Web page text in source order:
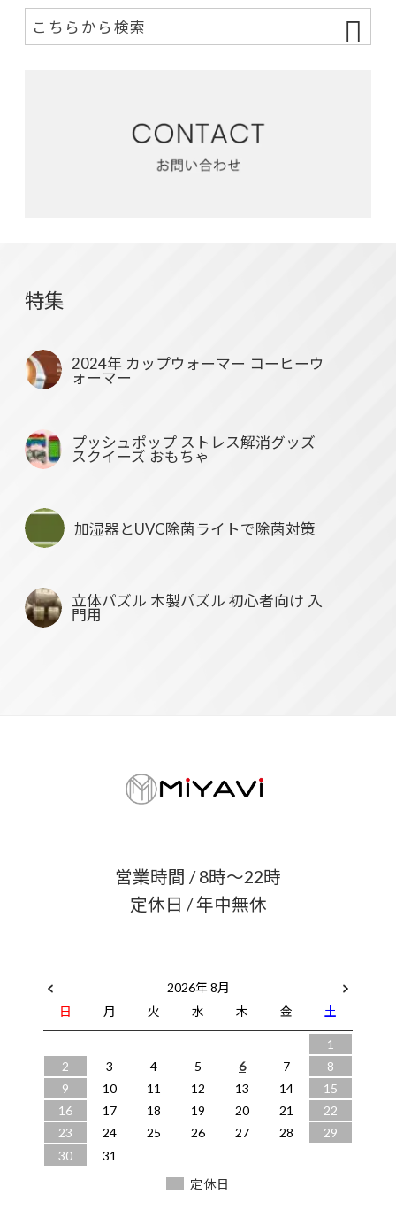
特集
2024年 カップウォーマー コーヒーウ
ォーマー
プッシュポップ ストレス解消グッズ
スクイーズ おもちゃ
加湿器とUVC除菌ライトで除菌対策
立体パズル 木製パズル 初心者向け 入
門用
営業時間 / 8時〜22時
定休日 / 年中無休
2026年 8月
日
月 火 水 木 金
土
1
2
3 4 5 6 7
8
9
10 11 12 13 14
15
16
17 18 19 20 21
22
23
24 25 26 27 28
29
30
31
定休日